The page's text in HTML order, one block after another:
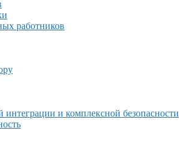
работников
и комплексной безопасности